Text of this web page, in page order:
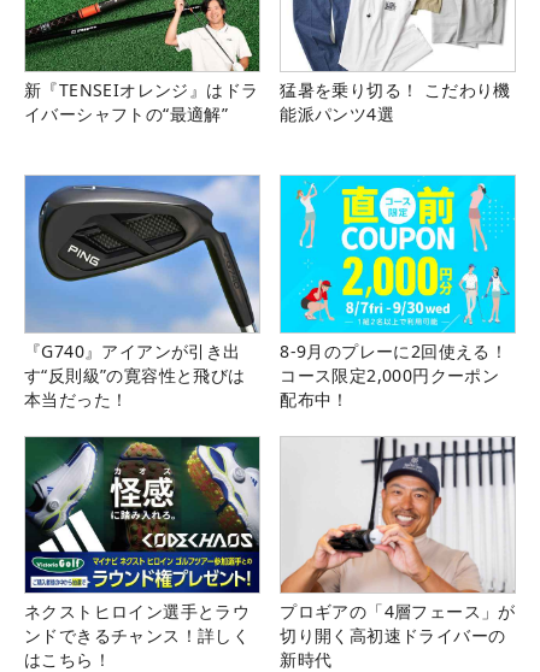
新『TENSEIオレンジ』はドラ
イバーシャフトの“最適解”
猛暑を乗り切る！ こだわり機
能派パンツ4選
『G740』アイアンが引き出
す“反則級”の寛容性と飛びは
本当だった！
8-9月のプレーに2回使える！
コース限定2,000円クーポン
配布中！
ネクストヒロイン選手とラウ
ンドできるチャンス！詳しく
はこちら！
プロギアの「4層フェース」が
切り開く高初速ドライバーの
新時代